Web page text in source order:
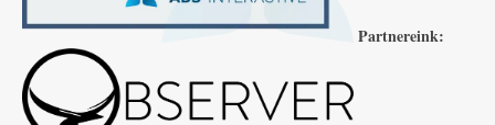
Partnereink: